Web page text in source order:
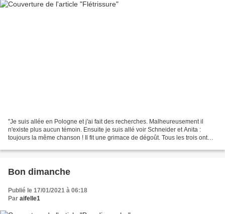
"Je suis allée en Pologne et j'ai fait des recherches. Malheureusement il
n'existe plus aucun témoin. Ensuite je suis allé voir Schneider et Anita :
toujours la même chanson ! Il fit une grimace de dégoût. Tous les trois ont
Bon dimanche
Publié le 17/01/2021 à 06:18
Par aifelle1